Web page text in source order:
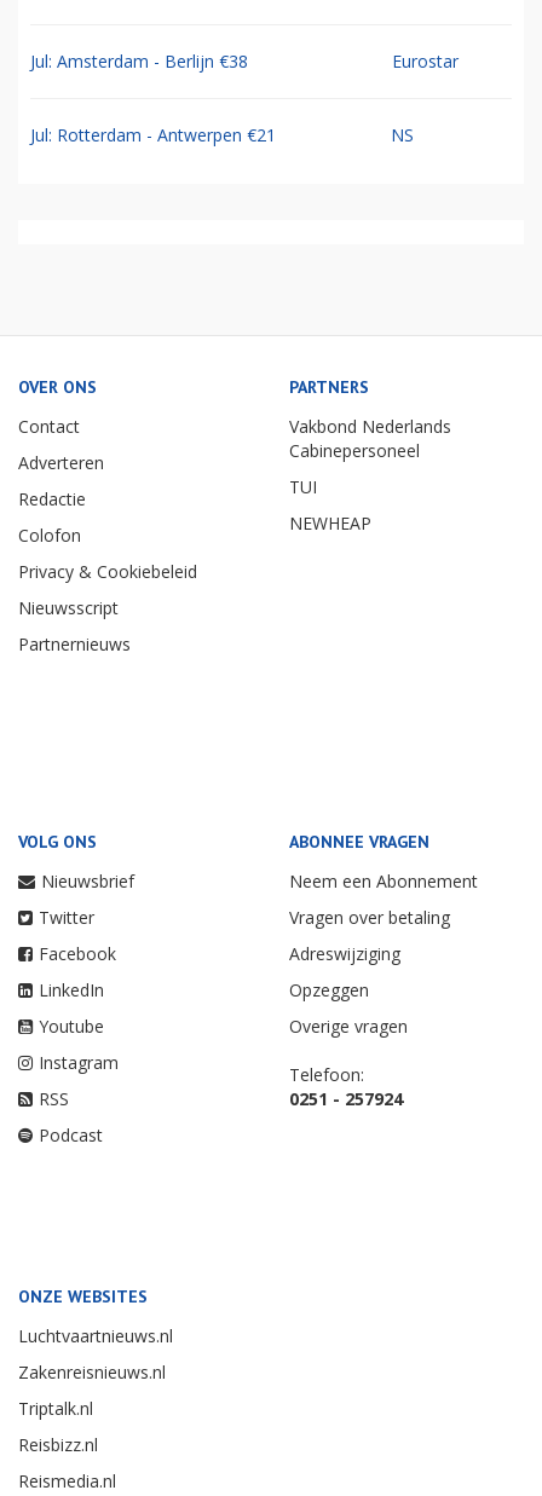
Jul: Amsterdam - Berlijn €38 Eurostar
Jul: Rotterdam - Antwerpen €21 NS
OVER ONS
Contact
Adverteren
Redactie
Colofon
Privacy & Cookiebeleid
Nieuwsscript
Partnernieuws
PARTNERS
Vakbond Nederlands
Cabinepersoneel
TUI
NEWHEAP
VOLG ONS
Nieuwsbrief
Twitter
Facebook
LinkedIn
Youtube
Instagram
RSS
Podcast
ABONNEE VRAGEN
Neem een Abonnement
Vragen over betaling
Adreswijziging
Opzeggen
Overige vragen
Telefoon:
0251 - 257924
ONZE WEBSITES
Luchtvaartnieuws.nl
Zakenreisnieuws.nl
Triptalk.nl
Reisbizz.nl
Reismedia.nl